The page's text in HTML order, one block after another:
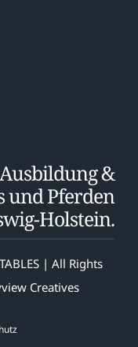
&
und Pferden
Holstein.
| All Rights
Creatives